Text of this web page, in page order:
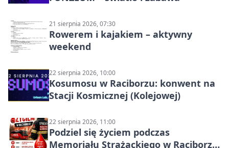
21 sierpnia 2026, 07:30
Rowerem i kajakiem – aktywny
weekend
22 sierpnia 2026, 10:00
Kosumosu w Raciborzu: konwent na
Stacji Kosmicznej (Kolejowej)
22 sierpnia 2026, 11:00
Podziel się życiem podczas
Memoriału Strażackiego w Raciborzu